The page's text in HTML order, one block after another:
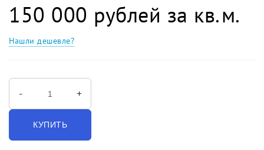
150 000 рублей за кв.м.
Нашли дешевле?
- +
КУПИТЬ